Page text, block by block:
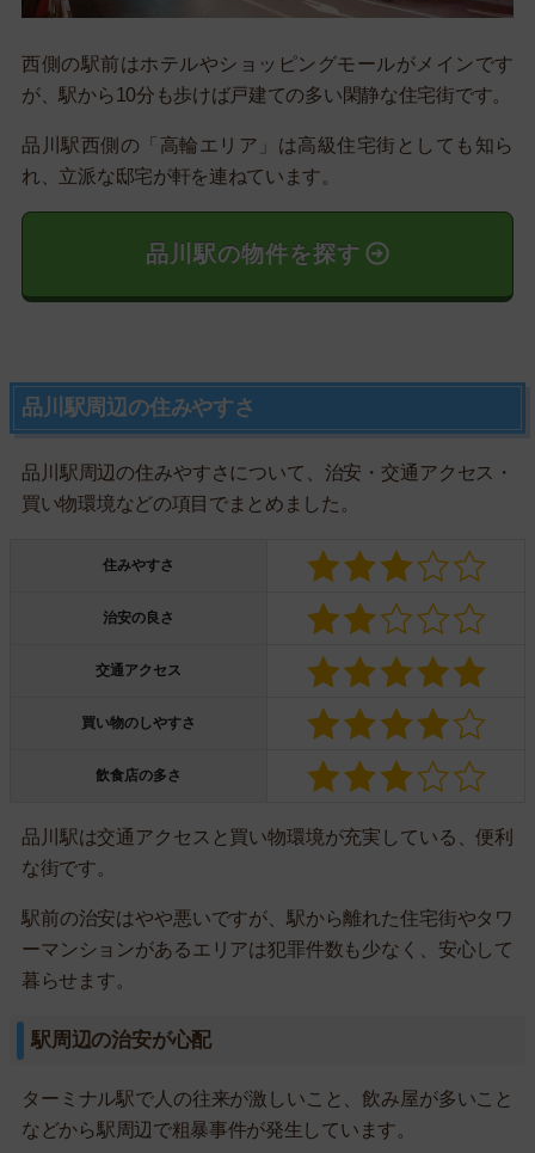
西側の駅前はホテルやショッピングモールがメインです
が、駅から10分も歩けば戸建ての多い閑静な住宅街です。
品川駅西側の「高輪エリア」は高級住宅街としても知ら
れ、立派な邸宅が軒を連ねています。
品川駅の物件を探す
品川駅周辺の住みやすさ
品川駅周辺の住みやすさについて、治安・交通アクセス・
買い物環境などの項目でまとめました。
住みやすさ
治安の良さ
交通アクセス
買い物のしやすさ
飲食店の多さ
品川駅は交通アクセスと買い物環境が充実している、便利
な街です。
駅前の治安はやや悪いですが、駅から離れた住宅街やタワ
ーマンションがあるエリアは犯罪件数も少なく、安心して
暮らせます。
駅周辺の治安が心配
ターミナル駅で人の往来が激しいこと、飲み屋が多いこと
などから駅周辺で粗暴事件が発生しています。